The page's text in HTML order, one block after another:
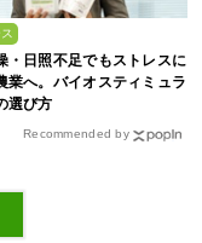
・日照不足でもストレスに
業へ。バイオスティミュラ
選び方
Recommended by